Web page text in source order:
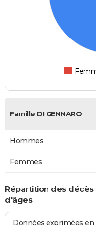
Famille DI GENNARO
Hommes
Femmes
Répartition des décès
d'âges
Données exprimées en